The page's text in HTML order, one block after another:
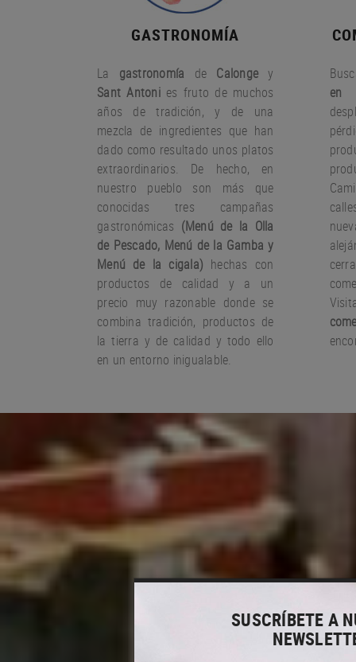
GASTRONOMÍA
La gastronomía de Calonge y
Sant Antoni es fruto de muchos
años
de tradición, y
de una
mezcla de ingredientes que han
dado como resultado unos platos
extraordinarios.
De hecho,
en
nuestro
pueblo
son más que
conocidas
tres
campañas
gastronómicas (Menú de la Olla
de Pescado, Menú de la Gamba y
Menú de la cigala) hechas con
productos
de calidad y a un
precio muy razonable donde se
combina tradición, productos de
la tierra y de calidad y todo ello
en un entorno inigualable.
en
SUSCRÍBETE A